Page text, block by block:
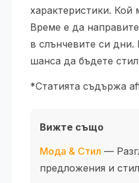
характеристики. Кой
Време е да
в слънчевите си дни.
шанса да бъдете
*Статията съдържа
Вижте също
Мода & Стил —
предложения и